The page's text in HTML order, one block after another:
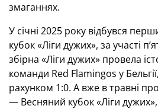
змаганнях.
У січні 2025 року відбувся
кубок «Ліги дужих», за участі
збірна «Ліги дужих» провела
команди Red Flamingos у
рахунком 1:0. А вже в травні
— Весняний кубок «Ліги